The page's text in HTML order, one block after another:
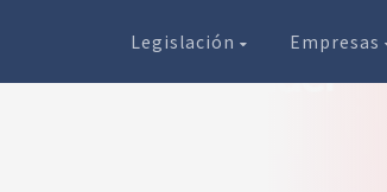
Legislación Empresas